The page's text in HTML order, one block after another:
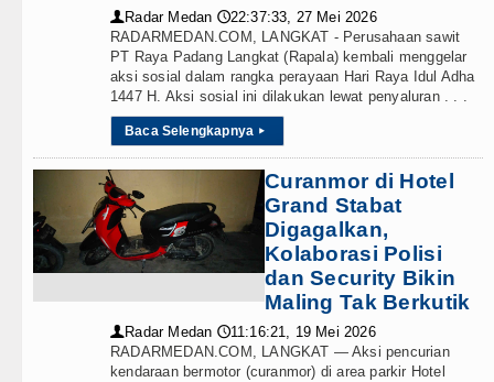
Medan
yang Cepat dan Humanis
Ajang Silahturahmi
Percepat Usulan BKP 2027
Pelayanan Primer
Tebing Tinggi
👤 Radar Medan 🕔22:37:33, 27 Mei 2026
RADARMEDAN.COM, LANGKAT - Perusahaan sawit
PT Raya Padang Langkat (Rapala) kembali menggelar
aksi sosial dalam rangka perayaan Hari Raya Idul Adha
1447 H. Aksi sosial ini dilakukan lewat penyaluran . . .
Baca Selengkapnya ▸
Curanmor di Hotel
Grand Stabat
Digagalkan,
Kolaborasi Polisi
dan Security Bikin
Maling Tak Berkutik
👤 Radar Medan 🕔11:16:21, 19 Mei 2026
RADARMEDAN.COM, LANGKAT — Aksi pencurian
kendaraan bermotor (curanmor) di area parkir Hotel